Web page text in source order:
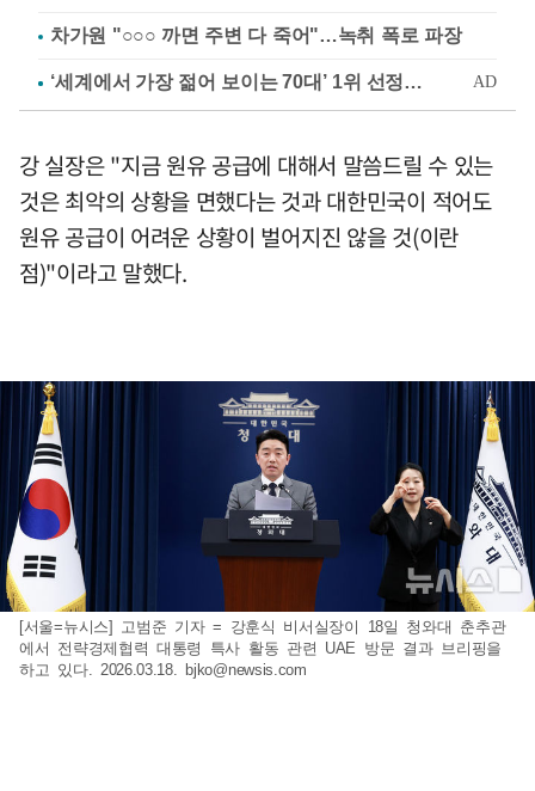
차가원 "○○○ 까면 주변 다 죽어"…녹취 폭로 파장
강 실장은 "지금 원유 공급에 대해서 말씀드릴 수 있는
것은 최악의 상황을 면했다는 것과 대한민국이 적어도
원유 공급이 어려운 상황이 벌어지진 않을 것(이란
점)"이라고 말했다.
[서울=뉴시스] 고범준 기자 = 강훈식 비서실장이 18일 청와대 춘추관
에서 전략경제협력 대통령 특사 활동 관련 UAE 방문 결과 브리핑을
하고 있다. 2026.03.18. bjko@newsis.com